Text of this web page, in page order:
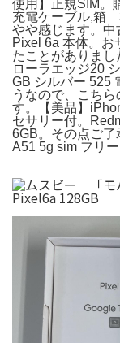
使用】正規SIM。
充電ケーブル,箱
やや感じます。中
Pixel 6a 本体。お
たことがありま
ローラエッジ20
GB シルバー 525
うなので、こち
す。【美品】
セサリー付。​
6GB。その点ご
A51 5g sim フリー